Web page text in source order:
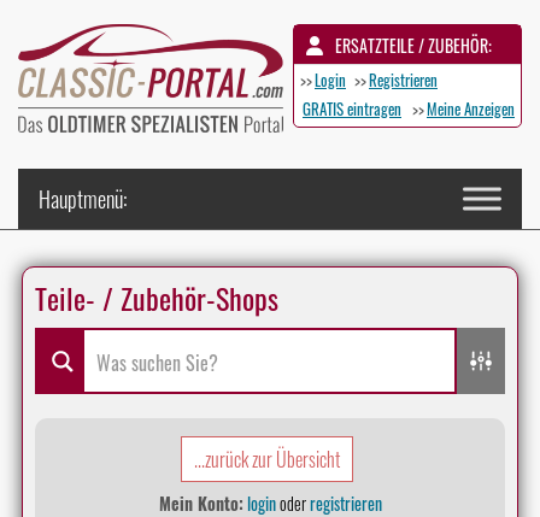
ERSATZTEILE / ZUBEHÖR:
>>Login >>Registrieren
GRATIS eintragen >>Meine Anzeigen
Teile- / Zubehör-Shops
...zurück zur Übersicht
Mein Konto:loginoderregistrieren